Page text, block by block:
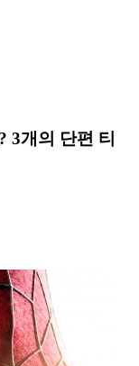
3개의 단편 티